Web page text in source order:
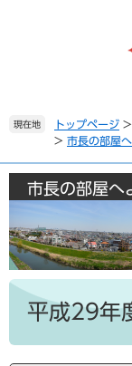
。
て
文
現在地 トップページ >
> 市長の部屋
市長の部屋へ
本
平成29年